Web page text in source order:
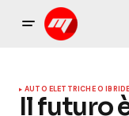
AUTO ELETTRICHE O
Il futuro